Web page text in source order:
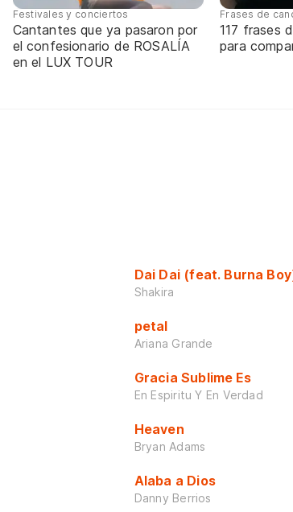
Festivales y conciertos
Cantantes que ya pasaron por
el confesionario de ROSALÍA
en el LUX TOUR
Frases de
117 frases
para
Dai Dai (feat. Burna
Shakira
petal
Ariana Grande
Gracia Sublime Es
En Espiritu Y En Verdad
Heaven
Bryan Adams
Alaba a Dios
Danny Berrios